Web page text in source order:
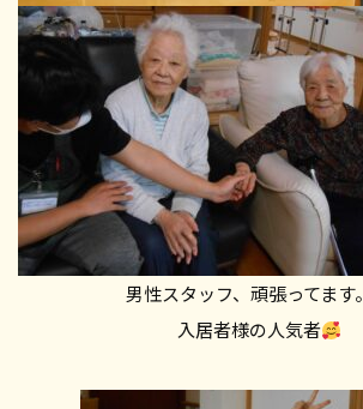
男性スタッフ、頑張ってます。
入居者様の人気者